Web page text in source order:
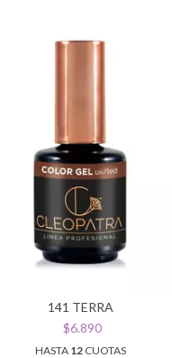
141 TERRA
$6.890
HASTA 12CUOTAS